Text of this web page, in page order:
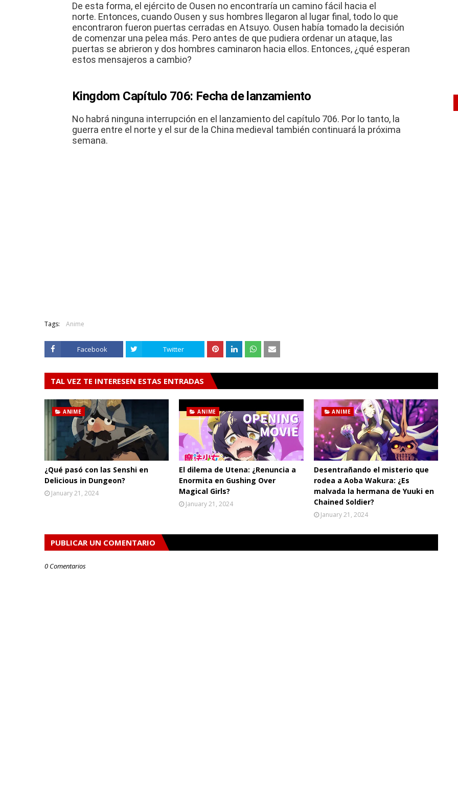
De esta forma, el ejército de Ousen no encontraría un camino fácil hacia el
norte. Entonces, cuando Ousen y sus hombres llegaron al lugar final, todo lo que
encontraron fueron puertas cerradas en Atsuyo. Ousen había tomado la decisión
de comenzar una pelea más. Pero antes de que pudiera ordenar un ataque, las
puertas se abrieron y dos hombres caminaron hacia ellos. Entonces, ¿qué esperan
estos mensajeros a cambio?
Kingdom Capítulo 706: Fecha de lanzamiento
No habrá ninguna interrupción en el lanzamiento del capítulo 706. Por lo tanto, la
guerra entre el norte y el sur de la China medieval también continuará la próxima
semana.
Tags: Anime
Facebook Twitter
TAL VEZ TE INTERESEN ESTAS ENTRADAS
ANIME
¿Qué pasó con las Senshi en
Delicious in Dungeon?
January 21, 2024
ANIME
El dilema de Utena: ¿Renuncia a
Enormita en Gushing Over
Magical Girls?
January 21, 2024
ANIME
Desentrañando el misterio que
rodea a Aoba Wakura: ¿Es
malvada la hermana de Yuuki en
Chained Soldier?
January 21, 2024
PUBLICAR UN COMENTARIO
0 Comentarios